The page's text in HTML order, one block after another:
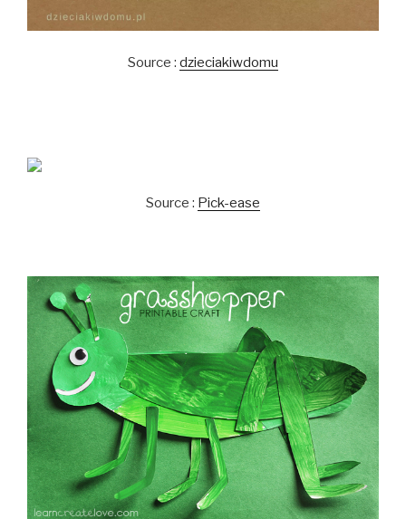
Source : dzieciakiwdomu
Source : Pick-ease